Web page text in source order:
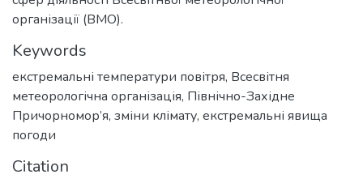
організації (ВМО).
Keywords
екстремальні температури повітря, Всесвітня
метеорологічна організація, Північно-Західне
Причорномор’я, зміни клімату, екстремальні явища
погоди
Citation